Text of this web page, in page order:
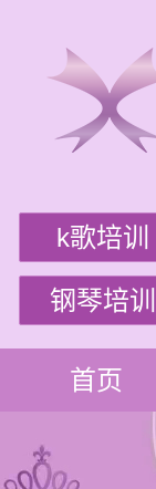
k歌培训
钢琴培训
首页